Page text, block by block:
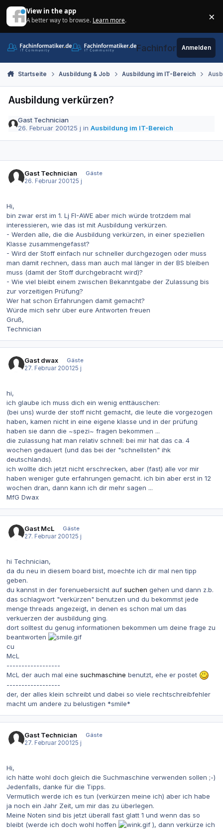
View in the app
A better way to browse. Learn more. ×
Fachinformatiker.de
Anmelden
Startseite Ausbildung & Job Ausbildung im IT-Bereich
Ausbildung verkürzen?
Gast Technician
26. Februar 200125 j inAusbildung im IT-Bereich
Gast Technician
Gäste
26. Februar 2001 25 j
Hi,
bin zwar erst im 1. Lj FI-AWE aber mich würde trotzdem mal
interessieren, wie das ist mit Ausbildung verkürzen.
- Werden alle, die die Ausbildung verkürzen, in einer speziellen
Klasse zusammengefasst?
- Wird der Stoff einfach nur schneller durchgezogen oder muss
man damit rechnen, dass man auch mal länger in der BS bleiben
muss (damit der Stoff durchgebracht wird)?
- Wie viel bleibt einem zwischen Bekanntgabe der Zulassung bis
zur vorzeitigen Prüfung?
Wer hat schon Erfahrungen damit gemacht?
Würde mich sehr über eure Antworten freuen
Gruß,
Technician
Gast dwax
Gäste
27. Februar 2001 25 j
hi,
ich glaube ich muss dich ein wenig enttäuschen:
(bei uns) wurde der stoff nicht gemacht, die leute die vorgezogen
haben, kamen nicht in eine eigene klasse und in der prüfung
haben sie dann die ~spezi~ fragen bekommen ...
die zulassung hat man relativ schnell: bei mir hat das ca. 4
wochen gedauert (und das bei der "schnellsten" ihk
deutschlands).
ich wollte dich jetzt nicht erschrecken, aber (fast) alle vor mir
haben weniger gute erfahrungen gemacht. ich bin aber erst in 12
wochen dran, dann kann ich dir mehr sagen ...
MfG Dwax
Gast McL
Gäste
27. Februar 2001 25 j
hi Technician,
da du neu in diesem board bist, moechte ich dir mal nen tipp
geben.
du kannst in der forenuebersicht auf suchen gehen und dann z.b.
das schlagwort "verkürzen" benutzen und du bekommst jede
menge threads angezeigt, in denen es schon mal um das
verkuerzen der ausbildung ging.
dort solltest du genug informationen bekommen um deine frage zu
beantworten
cu
McL
------------------
McL der auch mal eine suchmaschine benutzt, ehe er postet
------------------
der, der alles klein schreibt und dabei so viele rechtschreibfehler
macht um andere zu belustigen *smile*
Gast Technician
Gäste
27. Februar 2001 25 j
Hi,
ich hätte wohl doch gleich die Suchmaschine verwenden sollen ;-)
Jedenfalls, danke für die Tipps.
Vermutlich werde ich es tun (verkürzen meine ich) aber ich habe
ja noch ein Jahr Zeit, um mir das zu überlegen.
Meine Noten sind bis jetzt überall fast glatt 1 und wenn das so
bleibt (werde ich doch wohl hoffen
), dann verkürze ich